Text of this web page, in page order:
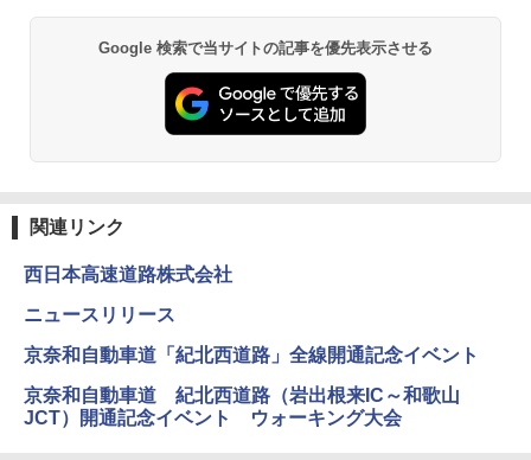
Google 検索で当サイトの記事を優先表示させる
関連リンク
西日本高速道路株式会社
ニュースリリース
京奈和自動車道「紀北西道路」全線開通記念イベント
京奈和自動車道 紀北西道路（岩出根来IC～和歌山
JCT）開通記念イベント ウォーキング大会